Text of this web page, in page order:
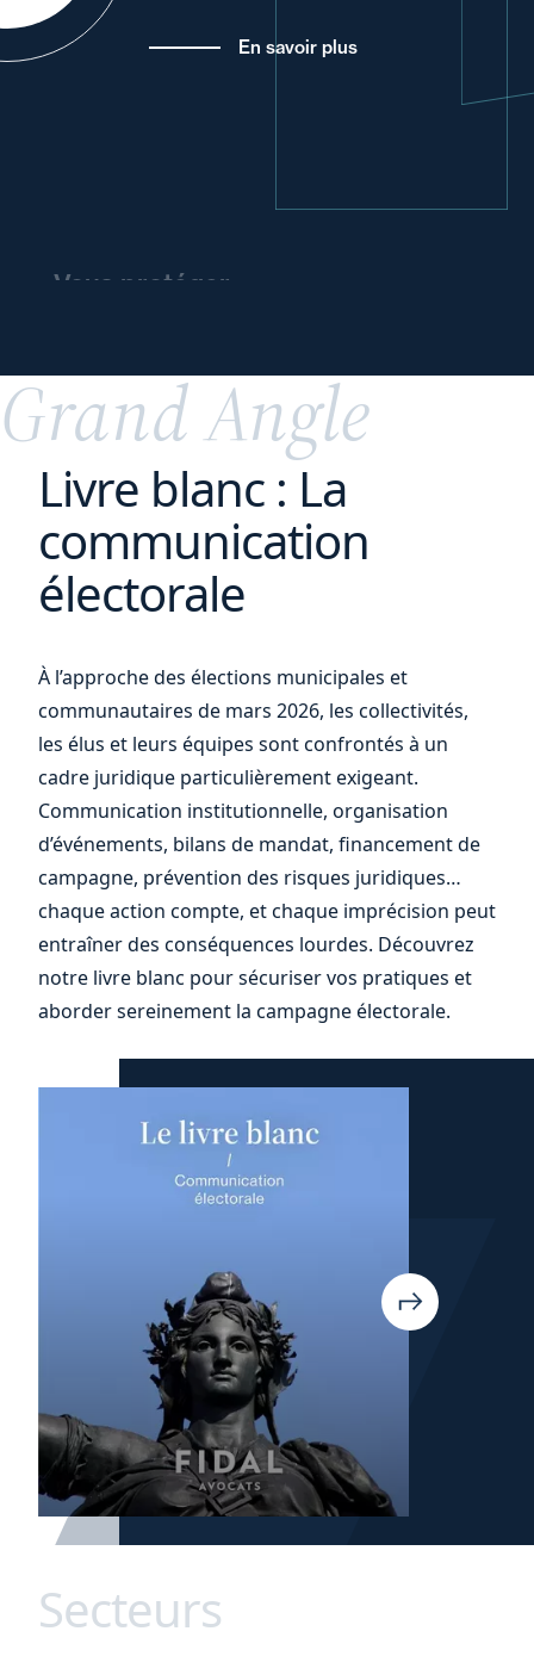
En savoir plus
Vous protéger
et
Grand Angle
Livre blanc : La
communication
électorale
À l’approche des élections municipales et
communautaires de mars 2026, les collectivités,
les élus et leurs équipes sont confrontés à un
cadre juridique particulièrement exigeant.
Communication institutionnelle, organisation
d’événements, bilans de mandat, financement de
campagne, prévention des risques juridiques…
chaque action compte, et chaque imprécision peut
entraîner des conséquences lourdes. Découvrez
notre livre blanc pour sécuriser vos pratiques et
aborder sereinement la campagne électorale.
Secteurs